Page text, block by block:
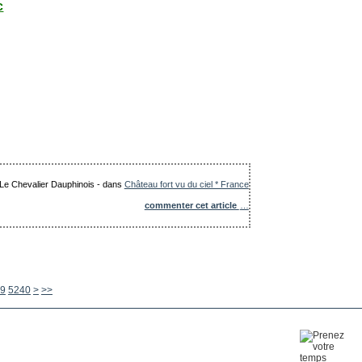
Chevalier Dauphinois -dans Château fort vu du ciel * France
commenter cet article
5240 5250
5260
5270
5280
5290
5300
5400
5500
5600
> >>